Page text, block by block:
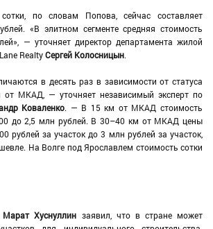
по словам Попова, сейчас составляет
«В элитном сегменте средняя стоимость
— уточняет директор департамента жилой
RealtyСергей Колосницын.
в десять раз в зависимости от статуса
от МКАД, — уточняет независимый эксперт по
Коваленко. — В 15 км от МКАД стоимость
до 2,5 млн рублей. В 30–40 км от МКАД цены
рублей за участок до 3 млн рублей за участок,
На Волге под Ярославлем стоимость сотки
Марат Хуснуллин заявил, что в стране может